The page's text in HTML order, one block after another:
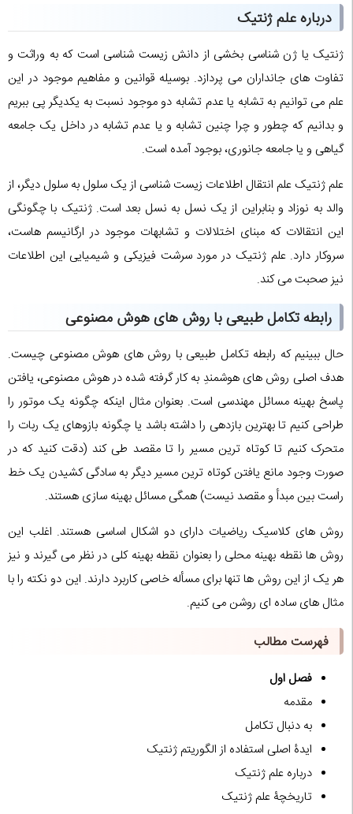
درباره علم ژنتیک
ژنتیک یا ژن شناسی بخشی از دانش زیست شناسی است که به وراثت و
تفاوت های جانداران می پردازد. بوسیله قوانین و مفاهیم موجود در این
علم می توانیم به تشابه یا عدم تشابه دو موجود نسبت به یکدیگر پی ببریم
و بدانیم که چطور و چرا چنین تشابه و یا عدم تشابه در داخل یک جامعه
گیاهی و یا جامعه جانوری، بوجود آمده است.
علم ژنتیک علم انتقال اطلاعات زیست شناسی از یک سلول به سلول دیگر، از
والد به نوزاد و بنابراین از یک نسل به نسل بعد است. ژنتیک با چگونگی
این انتقالات که مبنای اختلالات و تشابهات موجود در ارگانیسم هاست،
سروکار دارد. علم ژنتیک در مورد سرشت فیزیکی و شیمیایی این اطلاعات
نیز صحبت می کند.
رابطه تکامل طبیعی با روش های هوش مصنوعی
حال ببینیم که رابطه تکامل طبیعی با روش های هوش مصنوعی چیست.
هدف اصلی روش های هوشمندِ به کار گرفته شده در هوش مصنوعی، یافتن
پاسخ بهینه مسائل مهندسی است. بعنوان مثال اینکه چگونه یک موتور را
طراحی کنیم تا بهترین بازدهی را داشته باشد یا چگونه بازوهای یک ربات را
متحرک کنیم تا کوتاه ترین مسیر را تا مقصد طی کند (دقت کنید که در
صورت وجود مانع یافتن کوتاه ترین مسیر دیگر به سادگی کشیدن یک خط
راست بین مبدأ و مقصد نیست) همگی مسائل بهینه سازی هستند.
روش های کلاسیک ریاضیات دارای دو اشکال اساسی هستند. اغلب این
روش ها نقطه بهینه محلی را بعنوان نقطه بهینه کلی در نظر می گیرند و نیز
هر یک از این روش ها تنها برای مسأله خاصی کاربرد دارند. این دو نکته را با
مثال های ساده ای روشن می کنیم.
فهرست مطالب
فصل اول
مقدمه
به دنبال تکامل
ایدۀ اصلی استفاده از الگوریتم ژنتیک
درباره علم ژنتیک
تاریخچۀ علم ژنتیک